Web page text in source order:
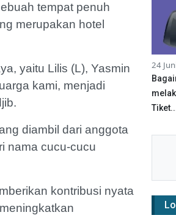
tempat penuh
merupakan hotel
yaitu Lilis (L), Yasmin
kami, menjadi
diambil dari anggota
nama cucu-cucu
kontribusi nyata
24